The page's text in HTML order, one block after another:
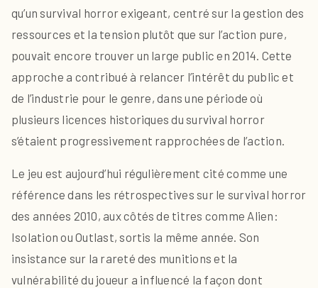
qu’un survival horror exigeant, centré sur la gestion des
ressources et la tension plutôt que sur l’action pure,
pouvait encore trouver un large public en 2014. Cette
approche a contribué à relancer l’intérêt du public et
de l’industrie pour le genre, dans une période où
plusieurs licences historiques du survival horror
s’étaient progressivement rapprochées de l’action.
Le jeu est aujourd’hui régulièrement cité comme une
référence dans les rétrospectives sur le survival horror
des années 2010, aux côtés de titres comme Alien:
Isolation ou Outlast, sortis la même année. Son
insistance sur la rareté des munitions et la
vulnérabilité du joueur a influencé la façon dont